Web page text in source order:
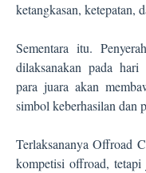
ketangkasan, ketepatan,
Sementara itu.
dilaksanakan pada
para juara akan
simbol keberhasilan dan
Terlaksananya Offroad
kompetisi offroad,